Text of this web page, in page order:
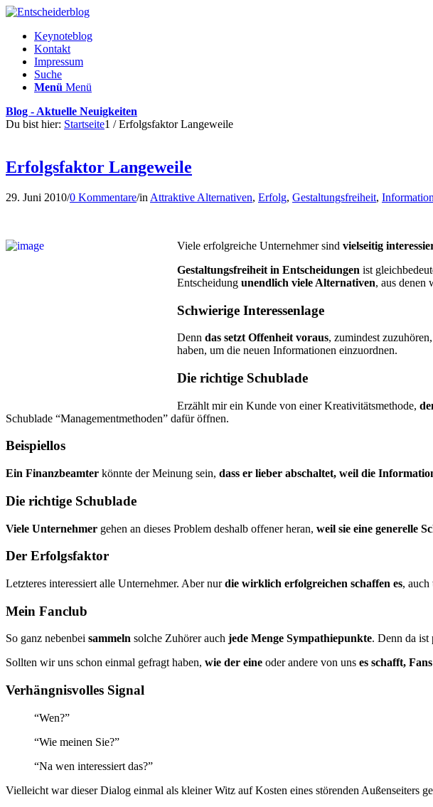
Keynoteblog
Kontakt
Impressum
Suche
Menü Menü
Blog - Aktuelle Neuigkeiten
Du bist hier: Startseite1 / Erfolgsfaktor Langeweile
Erfolgsfaktor Langeweile
29. Juni 2010/0 Kommentare/in Attraktive Alternativen, Erfolg, Gestaltungsfreiheit, Information
Viele erfolgreiche Unternehmer sind vielseitig
Gestaltungsfreiheit in Ent­schei­dun­gen ist
Entscheidung unendlich viele Alternativen, aus denen
Schwierige Interessenlage
Denn das setzt Offenheit voraus, zumindest
haben, um die neuen Informationen einzu­ordnen.
Die richtige Schublade
Erzählt mir ein Kunde von einer Kreativitätsmethode,
Schublade “Managementmethoden” dafür öffnen.
Beispiellos
Ein Finanzbeamter könnte der Meinung sein, dass er lieber abschaltet, weil die
Die richtige Schublade
Viele Unternehmer gehen an dieses Problem deshalb offener heran, weil sie eine generelle
Der Erfolgsfaktor
Letzteres interessiert alle Unternehmer. Aber nurdie wirklich erfolgreichen schaffen es, auch
Mein Fanclub
So ganz nebenbei sammeln solche Zuhörer auch jede Menge Sympathiepunkte. Denn da ist
Sollten wir uns schon einmal gefragt haben, wie der eine oder andere von uns es schafft,
Verhängnisvolles Signal
“Wen?”
“Wie meinen Sie?”
“Na wen interessiert das?”
Vielleicht war dieser Dialog einmal als kleiner Witz auf Kosten eines störenden Außenseiters